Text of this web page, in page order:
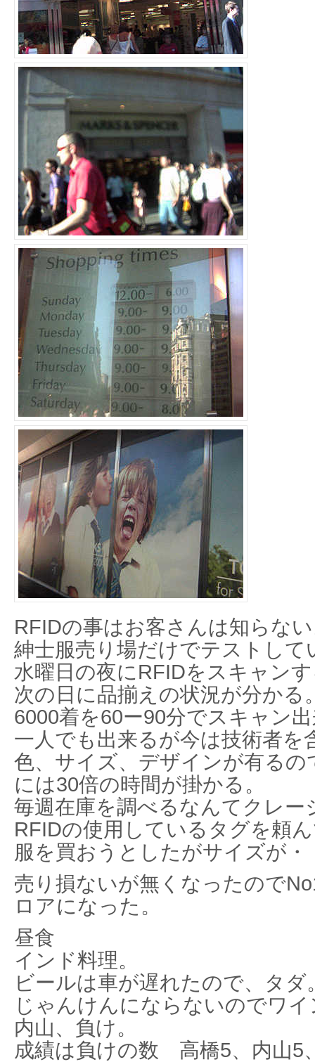
RFIDの事はお客さんは知らな
紳士服売り場だけでテストして
水曜日の夜にRFIDをスキャン
次の日に品揃えの状況が分かる
6000着を60ー90分でスキャン
一人でも出来るが今は技術者を
色、サイズ、デザインが有るの
には30倍の時間が掛かる。
毎週在庫を調べるなんてクレー
RFIDの使用しているタグを頼
服を買おうとしたがサイズが・
売り損ないが無くなったので
ロアになった。
昼食
インド料理。
ビールは車が遅れたので、タダ
じゃんけんにならないのでワ
内山、負け。
成績は負けの数 高橋5、内山5